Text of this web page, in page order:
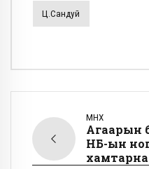
Ц.Сандуй
ӨМНӨХ
Агаарын
НҮБ-ын
хамтарна